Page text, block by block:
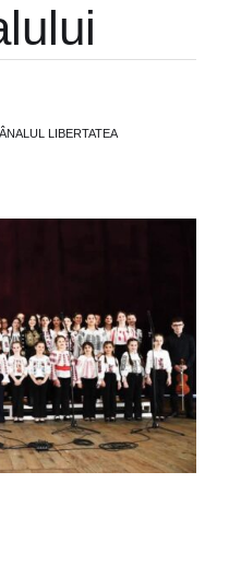
LIBERTATEA